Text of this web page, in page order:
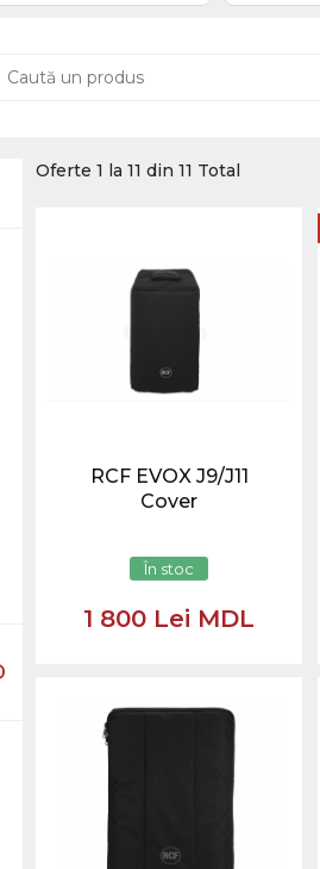
Oferte 1 la 11 din 11 Total
RCF EVOX J9/J11
Cover
În stoc
1 800 Lei MDL